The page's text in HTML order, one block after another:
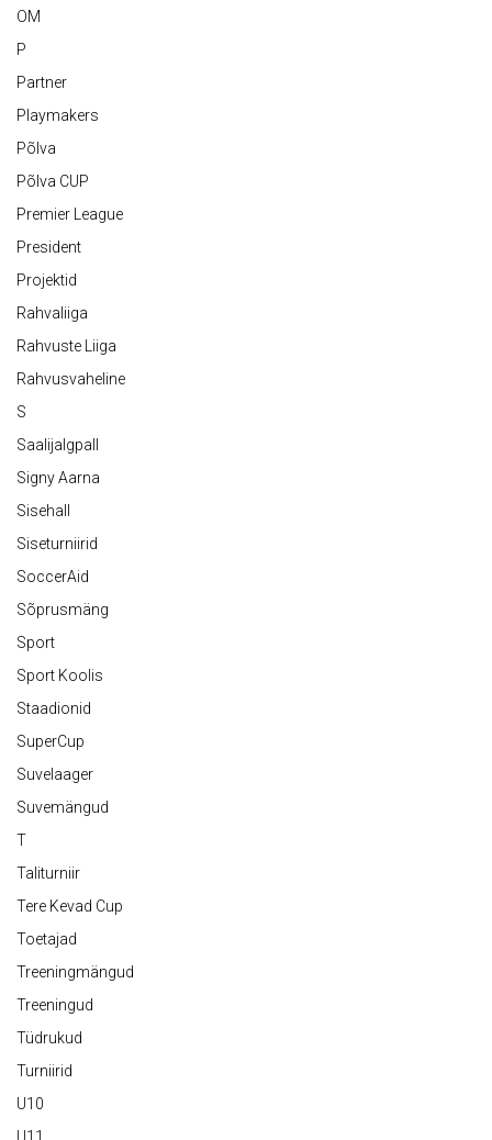
OM
P
Partner
Playmakers
Põlva
Põlva CUP
Premier League
President
Projektid
Rahvaliiga
Rahvuste Liiga
Rahvusvaheline
S
Saalijalgpall
Signy Aarna
Sisehall
Siseturniirid
SoccerAid
Sõprusmäng
Sport
Sport Koolis
Staadionid
SuperCup
Suvelaager
Suvemängud
T
Taliturniir
Tere Kevad Cup
Toetajad
Treeningmängud
Treeningud
Tüdrukud
Turniirid
U10
U11